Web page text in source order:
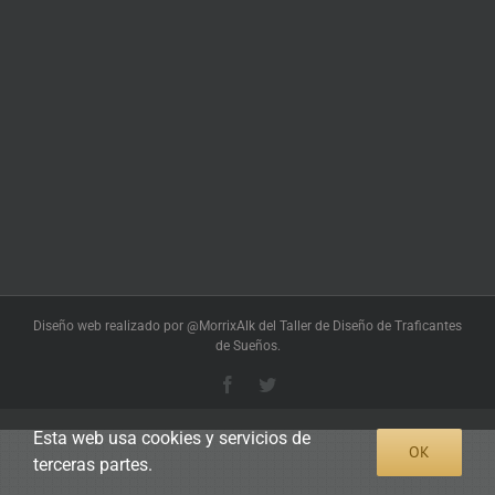
Diseño web realizado por @MorrixAlk del Taller de Diseño de Traficantes
de Sueños.
Facebook
Esta web usa cookies y servicios de
terceras partes.
OK